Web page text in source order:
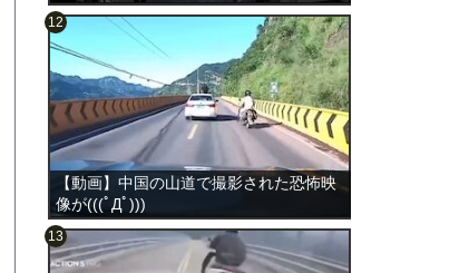
【動画】中国の山道で撮影された恐怖映
像が(((ﾟДﾟ)))